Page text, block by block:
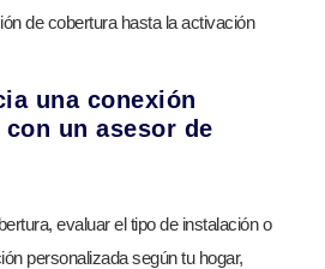
de cobertura hasta la activación
una conexión
un asesor de
evaluar el tipo de instalación o
personalizada según tu hogar,